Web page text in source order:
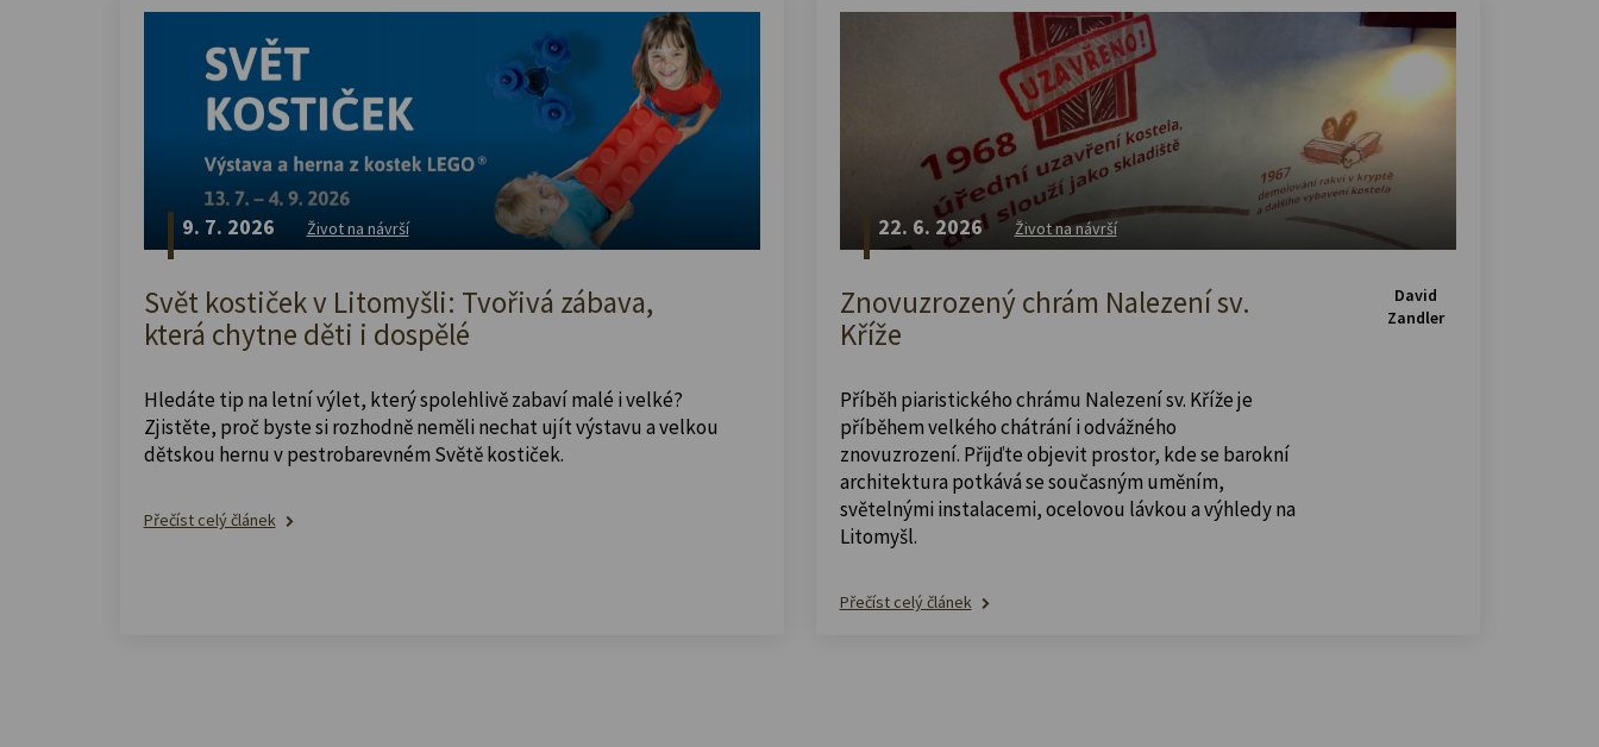
9. 7. 2026 Život na návrší
Svět kostiček v Litomyšli: Tvořivá zábava,
která chytne děti i dospělé
Hledáte tip na letní výlet, který spolehlivě zabaví malé i velké?
Zjistěte, proč byste si rozhodně neměli nechat ujít výstavu a velkou
dětskou hernu v pestrobarevném Světě kostiček.
Přečíst celý článek
22. 6. 2026 Život na návrší
Znovuzrozený chrám Nalezení sv.
Kříže
Příběh piaristického chrámu Nalezení sv. Kříže je
příběhem velkého chátrání i odvážného
znovuzrození. Přijďte objevit prostor, kde se barokní
architektura potkává se současným uměním,
světelnými instalacemi, ocelovou lávkou a výhledy na
Litomyšl.
Přečíst celý článek
David
Zandler